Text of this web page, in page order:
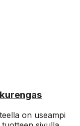
on useampi